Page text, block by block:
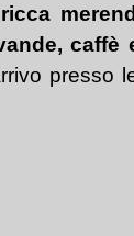
ricca
caffè
rrivo presso